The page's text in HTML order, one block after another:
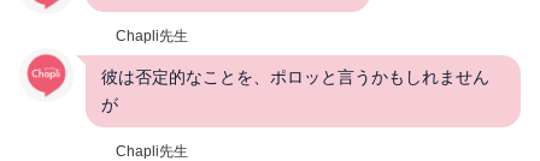
Chapli先生
彼は否定的なことを、ポロッと言うかもしれません
が
Chapli先生